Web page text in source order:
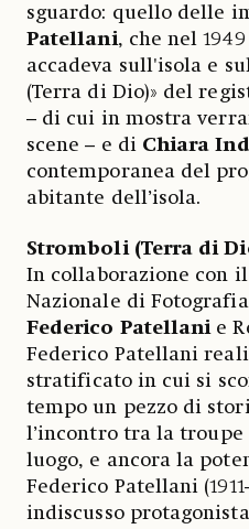
sguardo: quello delle
Patellani, che nel
accadeva sull'isola e
(Terra di Dio)» del
– di cui in mostra
scene – e di Chiara
contemporanea del
abitante dell’isola.
Stromboli (Terra di
In collaborazione con il
Nazionale di
Federico Patellanie
Federico Patellani
stratificato in cui si
tempo un pezzo di
l’incontro tra la
luogo, e ancora la
Federico Patellani
indiscusso